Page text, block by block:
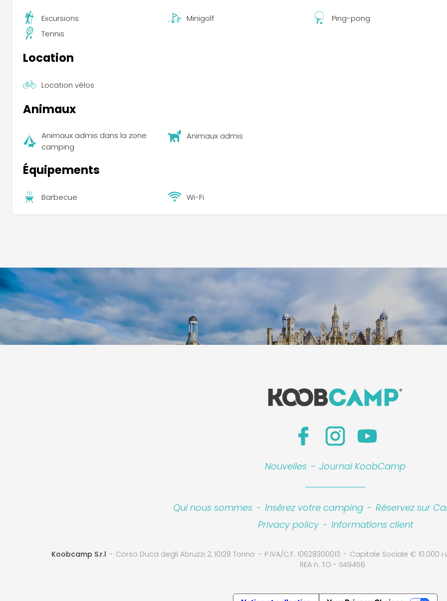
Excursions Minigolf
Ping-pong
Tennis
Location
Location vélos
Animaux
Animaux admis dans la zone
camping
Animaux admis
Équipements
Barbecue Wi-Fi
Nouvelles - Journal KoobCamp
Qui nous sommes - Insérez votre camping - Réservez sur
Privacy policy - Informations client
Koobcamp S.r.l Corso Duca degli Abruzzi 2, 10128 Torino P.IVA/C.F. 10628300013
Capitale Sociale € 10.000
REA n. TO - 1149456